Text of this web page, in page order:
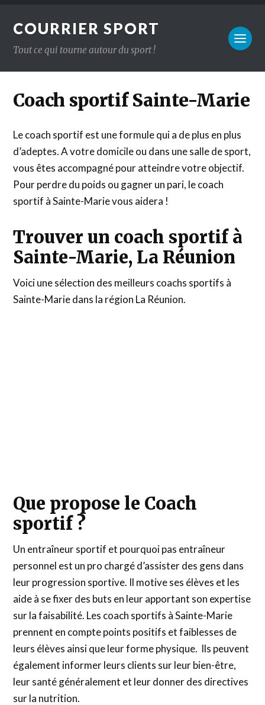
COURRIER SPORT
Tout ce qui tourne autour du sport !
Coach sportif Sainte-Marie
Le coach sportif est une formule qui a de plus en plus
d’adeptes. A votre domicile ou dans une salle de sport,
vous êtes accompagné pour atteindre votre objectif.
Pour perdre du poids ou gagner un pari, le coach
sportif à Sainte-Marie vous aidera !
Trouver un coach sportif à
Sainte-Marie, La Réunion
Voici une sélection des meilleurs coachs sportifs à
Sainte-Marie dans la région La Réunion.
Que propose le Coach
sportif ?
Un entraîneur sportif et pourquoi pas entraîneur
personnel est un pro chargé d’assister des gens dans
leur progression sportive. Il motive ses élèves et les
aide à se fixer des buts en leur apportant son expertise
sur la faisabilité. Les coach sportifs à Sainte-Marie
prennent en compte points positifs et faiblesses de
leurs élèves ainsi que leur forme physique. Ils peuvent
également informer leurs clients sur leur bien-être,
leur santé généralement et leur donner des directives
sur la nutrition.